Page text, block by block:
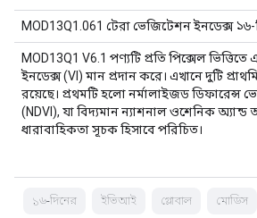
MOD13Q1.061 টেরা ভেজিটেশন ইনডেক্স ১৬-
MOD13Q1 V6.1 পণ্যটি প্রতি পিক্সেল
ইনডেক্স (VI) মান প্রদান করে। এখানে দুটি
রয়েছে। প্রথমটি হলো নর্মালাইজড ডিফারেন্স
(NDVI), যা বিদ্যমান ন্যাশনাল ওশেনিক
ধারাবাহিকতা সূচক হিসাবে পরিচিত।
১৬-দিনের ইভিআই গ্লোবাল মোডিস